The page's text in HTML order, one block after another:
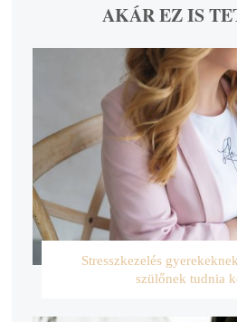
AKÁR EZ IS
Stresszkezelés
szülőnek tudnia